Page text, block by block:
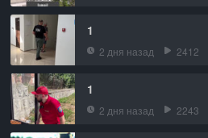
1
2 дня назад 2412
1
2 дня назад 2243